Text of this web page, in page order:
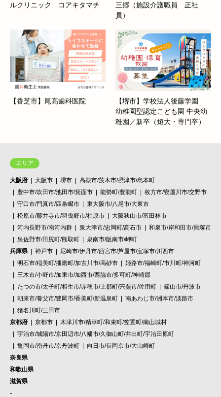
ルクリニック コアキタマチ
三郷（施設介護職員 正社
員）
【香芝市】尾髙歯科医院
【堺市】学校法人後藤学園
幼稚園型認定こども園 中央幼
稚園／新卒（短大・専門卒）
エリア
大阪府 大阪市 堺市
高槻市/茨木市/摂津市/島本町
豊中市/吹田市/池田市/箕面市
能勢町/豊能町
枚方市/寝屋川市/交野市
守口市/門真市/四条畷市
東大阪市/八尾市/大東市
松原市/藤井寺市/羽曳野市/柏原市
大阪狭山市/富田林市
河内長野市/南河内群
泉大津市/忠岡町/高石市
和泉市/岸和田市/貝塚市
泉佐野市/田尻町/熊取町
泉南市/阪南市/岬町
兵庫県
神戸市
尼崎市/伊丹市/西宮市/芦屋市/宝塚市/川西市
明石市/稲美町/播磨町/加古川市/高砂市
姫路市/福崎町/市川町/神河町
三木市/小野市/加東市/加西市/西脇市/多可町/神崎郡
たつの市/太子町/相生市/赤穂市/上郡町/宍粟市/佐用町
篠山市/丹波市
朝来市/養父市/豊岡市/香美町/新温泉町
南あわじ市/洲本市/淡路市
猪名川町/三田市
京都府
京都市
木津川市/精華町/和束町/笠置町/南山城村
宇治市/城陽市/京田辺市/八幡市/久御山町/井出町/宇治田原町
亀岡市/南丹市/京丹波町
向日市/長岡京市/大山崎町
奈良県
和歌山県
滋賀県
-